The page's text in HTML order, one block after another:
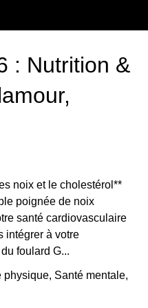
: Nutrition &
noix et le cholestérol**
poignée de noix
santé cardiovasculaire
intégrer à votre
foulard G...
physique, Santé mentale,